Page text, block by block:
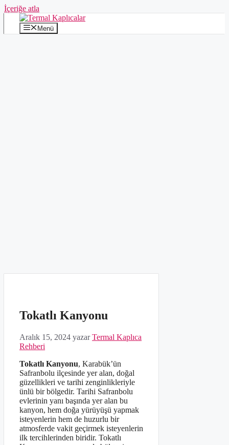
İçeriğe atla
Menü
Tokatlı Kanyonu
Aralık 15, 2024 yazarTermal Kaplıca
Rehberi
Tokatlı Kanyonu, Karabük’ün
Safranbolu ilçesinde yer alan, doğal
güzellikleri ve tarihi zenginlikleriyle
ünlü bir bölgedir. Tarihi Safranbolu
evlerinin yanı başında yer alan bu
kanyon, hem doğa yürüyüşü yapmak
isteyenlerin hem de huzurlu bir
atmosferde vakit geçirmek isteyenlerin
ilk tercihlerinden biridir. Tokatlı